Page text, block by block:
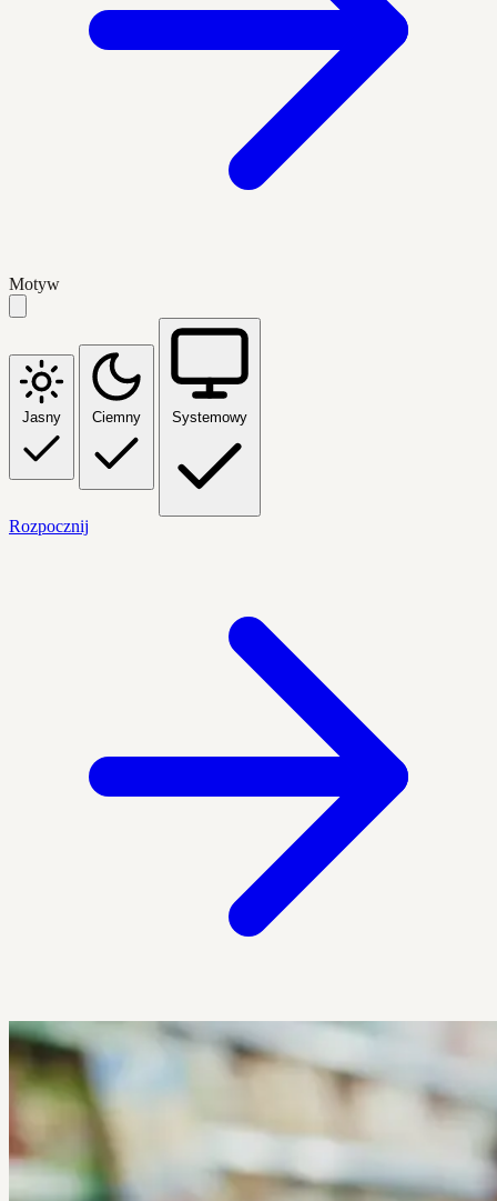
Motyw
Jasny Ciemny Systemowy
Rozpocznij